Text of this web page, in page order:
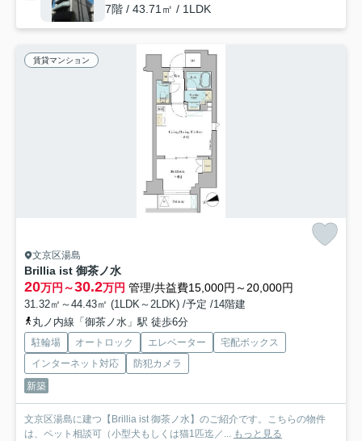
7階 / 43.71㎡ / 1LDK
賃貸マンション
文京区湯島
Brillia ist 御茶ノ水
20万円～30.2万円 管理/共益費15,000円～20,000円
31.32㎡～44.43㎡ (1LDK～2LDK) /予定 /14階建
丸ノ内線「御茶ノ水」駅 徒歩6分
駐輪場 オートロック エレベーター
宅配ボックス
インターネット対応
防犯カメラ
新築
文京区湯島に建つ【Brillia ist 御茶ノ水】のご紹介です。こちらの物件
は、ペット相談可（小型犬もしくは猫1匹迄／... もっと見る